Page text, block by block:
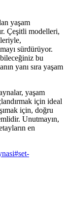
yaşam
Çeşitli modelleri,
sürdürüyor.
bu
yanı sıra yaşam
yaşam
için ideal
için, doğru
Unutmayın,
en
#set-